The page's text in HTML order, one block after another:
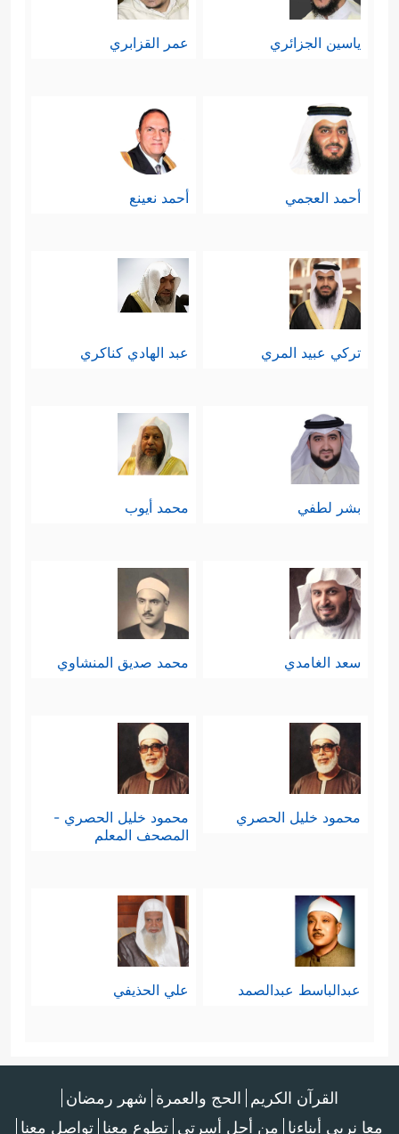
ياسين الجزائري عمر القزابري
أحمد العجمي أحمد نعينع
تركي عبيد المري عبد الهادي كناكري
بشر لطفي محمد أيوب
سعد الغامدي محمد صديق المنشاوي
محمود خليل الحصري
محمود خليل الحصري -
المصحف المعلم
عبدالباسط عبدالصمد علي الحذيفي
القرآن الكريم الحج والعمرة شهر رمضان
معا نربي أبناءنا من أجل أسرتي تطوع معنا تواصل معنا